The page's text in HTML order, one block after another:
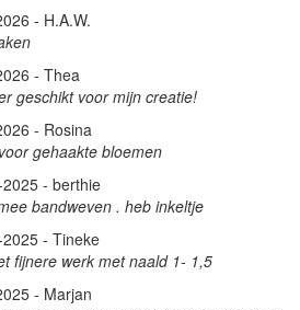
- H.A.W.
- Thea
geschikt voor mijn creatie!
- Rosina
gehaakte bloemen
- berthie
bandweven . heb inkeltje
- Tineke
fijnere werk met naald 1- 1,5
- Marjan